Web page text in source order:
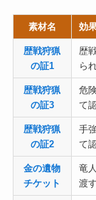
素材名 効
歴戦狩猟
の証1
歴
ら
歴戦狩猟
の証3
危
て
歴戦狩猟
の証2
手
て
金の遺物
チケット
竜
渡